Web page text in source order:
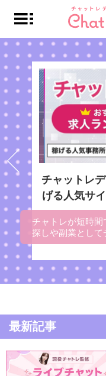
チャットレ
げる人気サ
チャトレが短時
探しや副業として
性が多いです。
どを現役チャッ
ます。チャトレ
最新記事